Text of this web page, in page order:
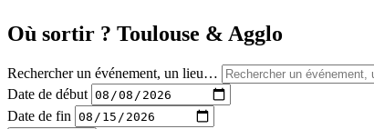
Où sortir ? Toulouse & Agglo
Rechercher un événement, un lieu…
Date de début
Date de fin